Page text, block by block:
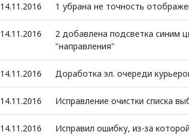
14.11.2016 1 убрана не точность
14.11.2016
2 добавлена подсветка синим
"направления"
14.11.2016 Доработка эл. очереди
14.11.2016 Исправление очистки списка
14.11.2016
Исправил ошибку, из-за